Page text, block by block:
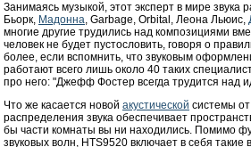
Занимаясь музыкой, этот эксперт в мире звука
Бьорк, Мадонна, Garbage, Orbital, Леона Льюис,
многие другие трудились над композициями
человек не будет пустословить, говоря о
более, если вспомнить, что звуковым
работают всего лишь около 40 таких
про него: "Джефф Фостер всегда трудится над
Что же касается новой акустической системы
распределения звука обеспечивает
бы части комнаты вы ни находились. Помимо
звуковых волн, HTS9520 включает в себя такие